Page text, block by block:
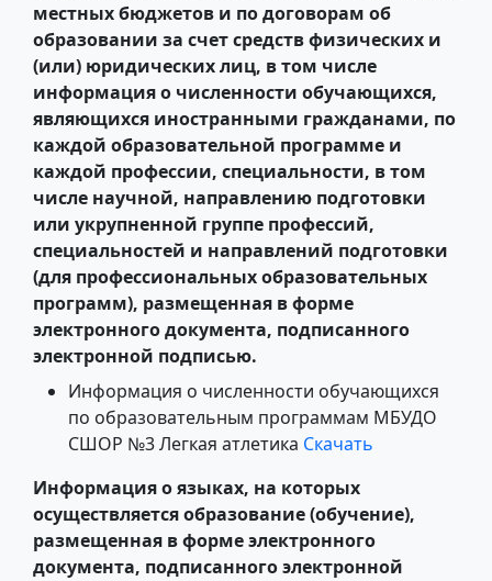
местных бюджетов и по договорам об
образовании за счет средств физических и
(или) юридических лиц, в том числе
информация о численности обучающихся,
являющихся иностранными гражданами, по
каждой образовательной программе и
каждой профессии, специальности, в том
числе научной, направлению подготовки
или укрупненной группе профессий,
специальностей и направлений подготовки
(для профессиональных образовательных
программ), размещенная в форме
электронного документа, подписанного
электронной подписью.
Информация о численности обучающихся
по образовательным программам МБУДО
СШОР №3 Легкая атлетика Скачать
Информация о языках, на которых
осуществляется образование (обучение),
размещенная в форме электронного
документа, подписанного электронной